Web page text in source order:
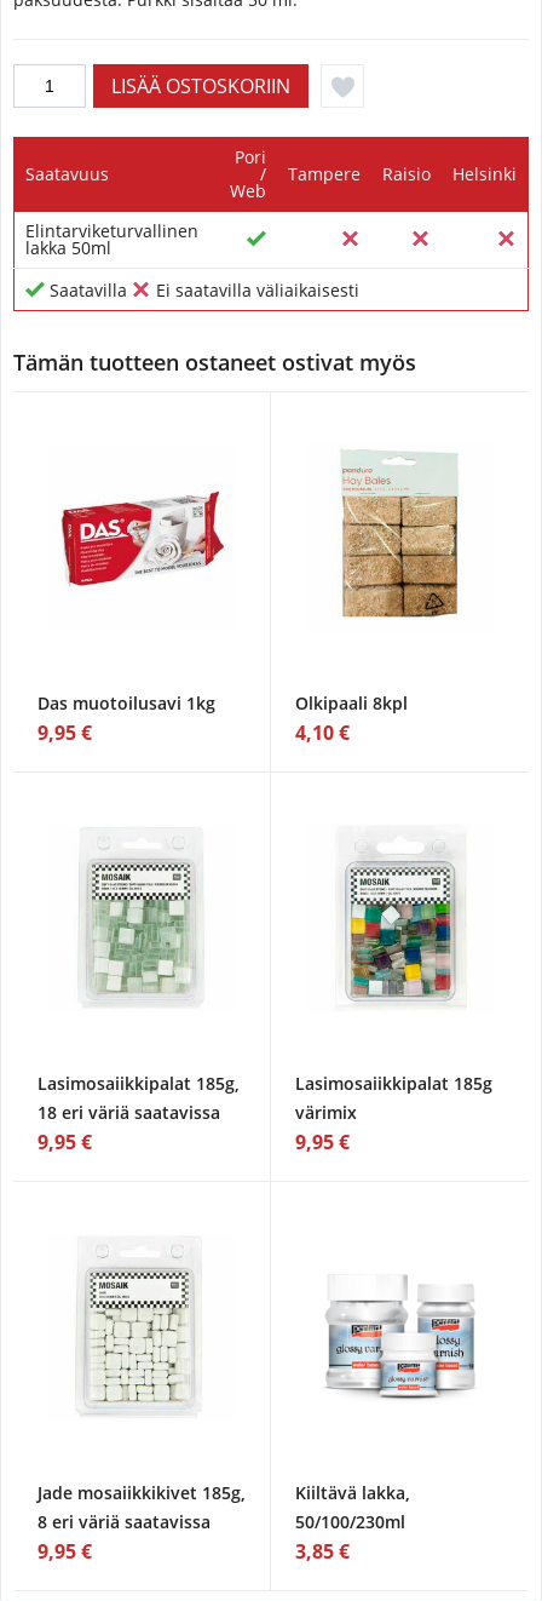
Saatavuus
Pori
/
Web
Tampere Raisio Helsinki
Elintarviketurvallinen
lakka 50ml
Saatavilla
Ei saatavilla väliaikaisesti
Tämän tuotteen ostaneet ostivat myös
Das muotoilusavi 1kg
9,95 €
Olkipaali 8kpl
4,10 €
Lasimosaiikkipalat 185g,
18 eri väriä saatavissa
9,95 €
Lasimosaiikkipalat 185g
värimix
9,95 €
Jade mosaiikkikivet 185g,
8 eri väriä saatavissa
9,95 €
Kiiltävä lakka,
50/100/230ml
3,85 €